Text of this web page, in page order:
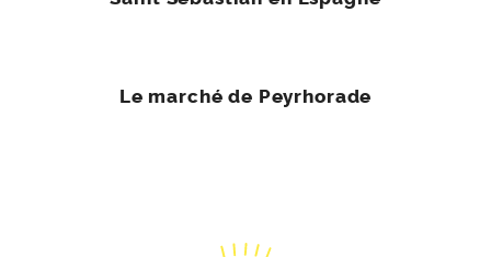
Le marché de Peyrhorade